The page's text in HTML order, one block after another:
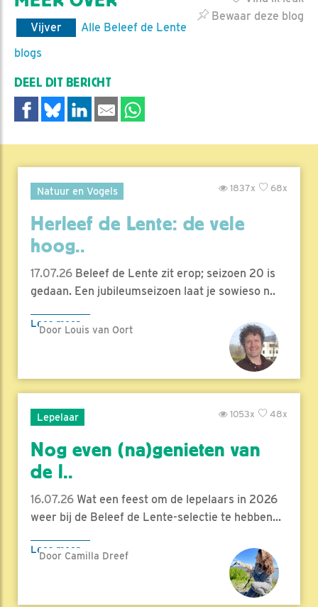
Bewaar deze blog
Vijver
Alle Beleef de Lente
blogs
DEEL DIT BERICHT
Natuur en Vogels 68x
1837x
Herleef de Lente: de vele
hoog..
17.07.26 Beleef de Lente zit erop; seizoen 20 is
gedaan. Een jubileumseizoen laat je sowieso n..
Lees meer
Door Louis van Oort
Lepelaar 48x
1053x
Nog even (na)genieten van
de l..
16.07.26 Wat een feest om de lepelaars in 2026
weer bij de Beleef de Lente-selectie te hebben...
Lees meer
Door Camilla Dreef